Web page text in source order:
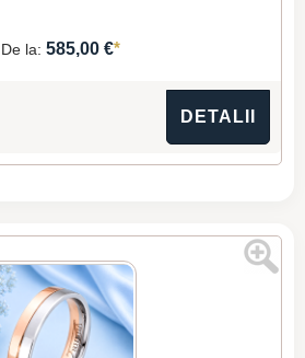
De la: 585,00 €*
DETALII